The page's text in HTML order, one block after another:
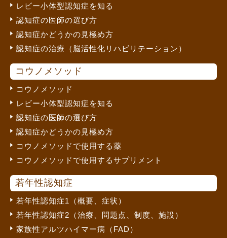
レビー小体型認知症を知る
認知症の医師の選び方
認知症かどうかの見極め方
認知症の治療（脳活性化リハビリテーション）
コウノメソッド
コウノメソッド
レビー小体型認知症を知る
認知症の医師の選び方
認知症かどうかの見極め方
コウノメソッドで使用する薬
コウノメソッドで使用するサプリメント
若年性認知症
若年性認知症1（概要、症状）
若年性認知症2（治療、問題点、制度、施設）
家族性アルツハイマー病（FAD）